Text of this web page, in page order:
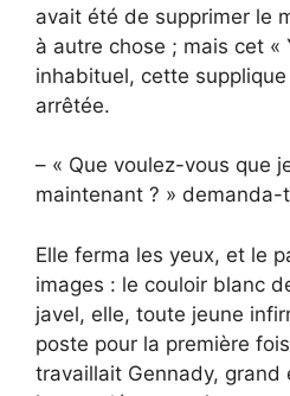
avait été de supprimer le
à autre chose ; mais cet «
inhabituel, cette supplique
arrêtée.
– « Que voulez-vous que
maintenant ? »
Elle ferma les yeux, et le
images : le couloir blanc
javel, elle, toute jeune
poste pour la première
travaillait Gennady, grand